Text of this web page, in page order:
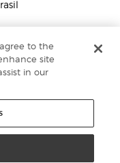
+55-0800-878-4050
agree to the
site
in our